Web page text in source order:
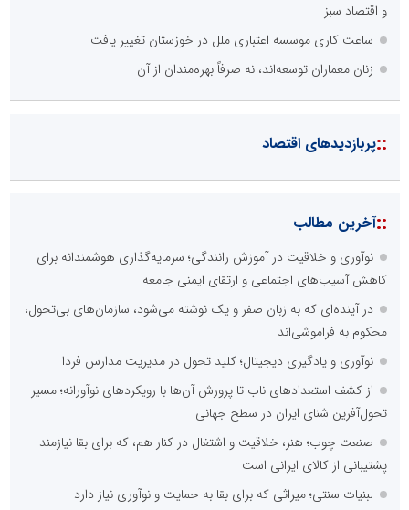
و اقتصاد سبز
ساعت کاری موسسه اعتباری ملل در خوزستان تغییر یافت
زنان معماران توسعه‌اند، نه صرفاً بهره‌مندان از آن
::پربازدیدهای اقتصاد
::آخرین مطالب
نوآوری و خلاقیت در آموزش رانندگی؛ سرمایه‌گذاری هوشمندانه برای
کاهش آسیب‌های اجتماعی و ارتقای ایمنی جامعه
در آینده‌ای که به زبان صفر و یک نوشته می‌شود، سازمان‌های بی‌تحول،
محکوم به فراموشی‌اند
نوآوری و یادگیری دیجیتال؛ کلید تحول در مدیریت مدارس فردا
از کشف استعدادهای ناب تا پرورش آن‌ها با رویکردهای نوآورانه؛ مسیر
تحول‌آفرین شنای ایران در سطح جهانی
صنعت چوب؛ هنر، خلاقیت و اشتغال در کنار هم، که برای بقا نیازمند
پشتیبانی از کالای ایرانی است
لبنیات سنتی؛ میراثی که برای بقا به حمایت و نوآوری نیاز دارد